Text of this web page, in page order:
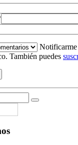
Notificarme
También puedes